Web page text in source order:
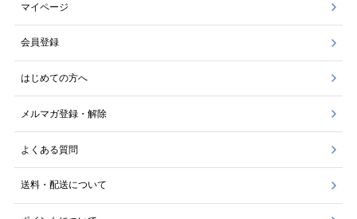
マイページ
会員登録
はじめての方へ
メルマガ登録・解除
よくある質問
送料・配送について